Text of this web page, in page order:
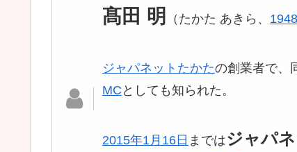
髙田 明 （たかた あきら、
ジャパネットたかたの創業者で、
MC としても知られた。
2015年1月16日 まではジャパ